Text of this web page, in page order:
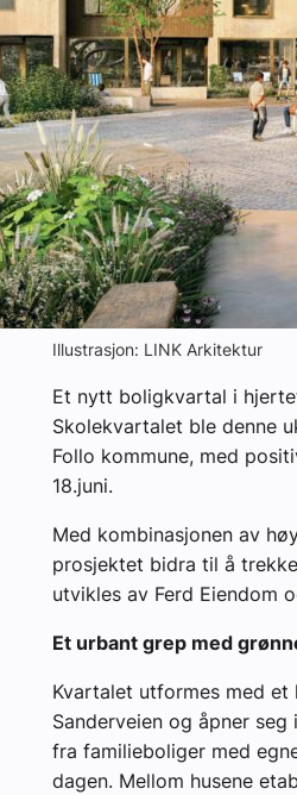
Illustrasjon: LINK Arkitektur
Et nytt boligkvartal i
Skolekvartalet ble denne
Follo kommune, med
18.juni.
Med kombinasjonen av
prosjektet bidra til å
utvikles av Ferd Eiendom
Et urbant grep med
Kvartalet utformes med
Sanderveien og åpner
fra familieboliger med
dagen. Mellom husene